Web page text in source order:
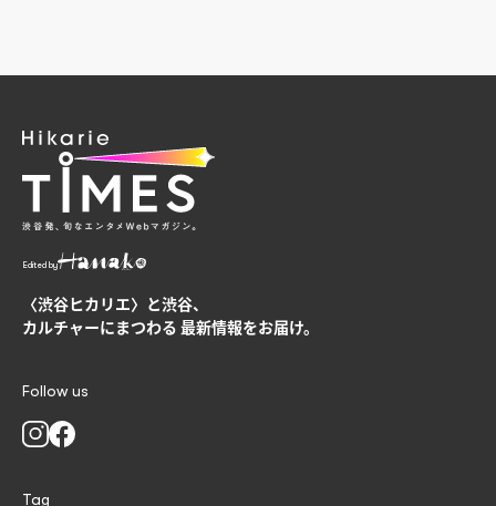
Edited by
〈渋谷ヒカリエ〉と渋谷、
カルチャーにまつわる 最新情報をお届け。
Follow us
Tag